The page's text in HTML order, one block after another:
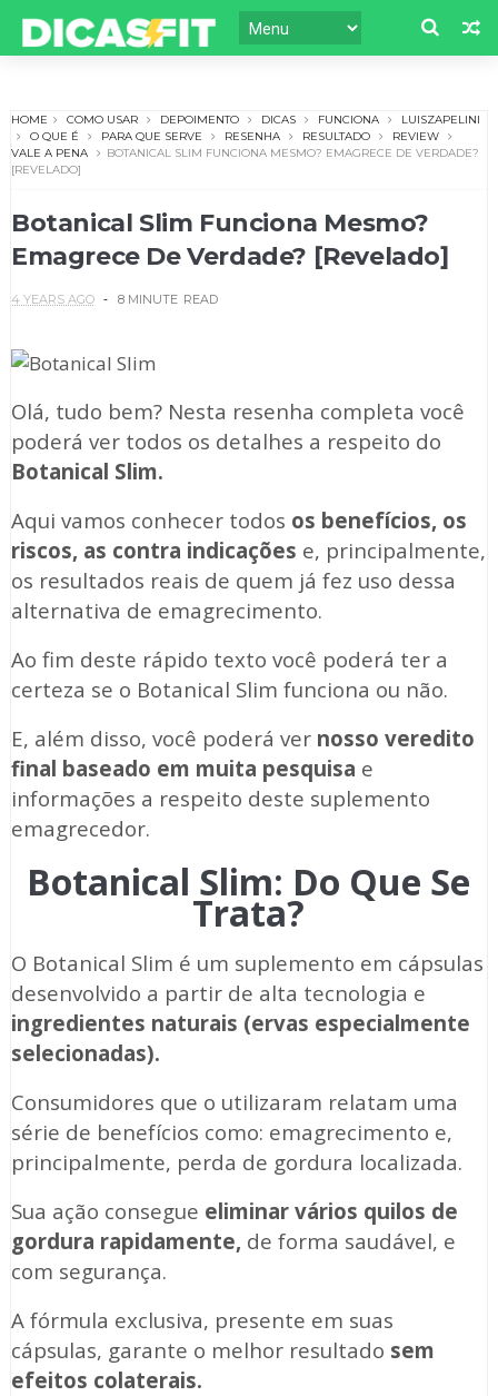
HOME COMO USAR DEPOIMENTO DICAS FUNCIONA
LUISZAPELINI
O QUE É
PARA QUE SERVE RESENHA RESULTADO
REVIEW
VALE A PENA
BOTANICAL SLIM FUNCIONA MESMO? EMAGRECE DE VERDADE?
[REVELADO]
Botanical Slim Funciona Mesmo?
Emagrece De Verdade? [Revelado]
4 YEARS AGO 8 MINUTE READ
Olá, tudo bem? Nesta resenha completa você
poderá ver todos os detalhes a respeito do
Botanical Slim.
Aqui vamos conhecer todos os benefícios, os
riscos, as contra indicações e, principalmente,
os resultados reais de quem já fez uso dessa
alternativa de emagrecimento.
Ao fim deste rápido texto você poderá ter a
certeza se o Botanical Slim funciona ou não.
E, além disso, você poderá ver nosso veredito
final baseado em muita pesquisa e
informações a respeito deste suplemento
emagrecedor.
Botanical Slim: Do Que Se
Trata?
O Botanical Slim é um suplemento em cápsulas
desenvolvido a partir de alta tecnologia e
ingredientes naturais (ervas especialmente
selecionadas).
Consumidores que o utilizaram relatam uma
série de benefícios como: emagrecimento e,
principalmente, perda de gordura localizada.
Sua ação consegue eliminar vários quilos de
gordura rapidamente, de forma saudável, e
com segurança.
A fórmula exclusiva, presente em suas
cápsulas, garante o melhor resultado sem
efeitos colaterais.